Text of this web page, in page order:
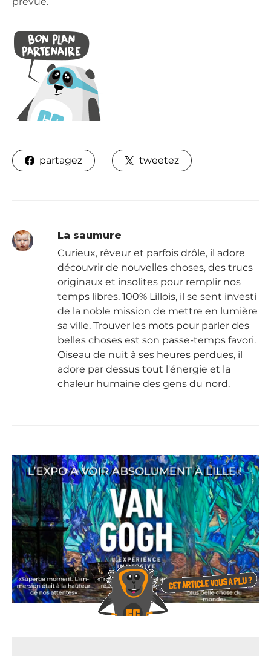
partagez tweetez
La saumure
Curieux, rêveur et parfois drôle, il adore
découvrir de nouvelles choses, des trucs
originaux et insolites pour remplir nos
temps libres. 100% Lillois, il se sent investi
de la noble mission de mettre en lumière
sa ville. Trouver les mots pour parler des
belles choses est son passe-temps favori.
Oiseau de nuit à ses heures perdues, il
adore par dessus tout l'énergie et la
chaleur humaine des gens du nord.